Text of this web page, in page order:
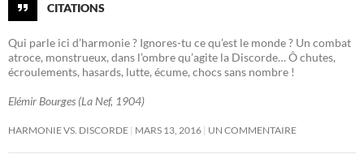
CITATIONS
Qui parle ici d’harmonie ? Ignores-tu ce qu’est le monde ? Un combat
atroce, monstrueux, dans l’ombre qu’agite la Discorde… Ô chutes,
écroulements, hasards, lutte, écume, chocs sans nombre !
Elémir Bourges (La Nef, 1904)
HARMONIE VS. DISCORDE MARS 13, 2016 UN COMMENTAIRE